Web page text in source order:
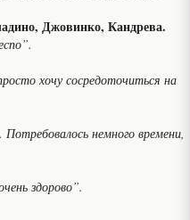
Джовинко, Кандрева.
хочу сосредоточиться на
немного времени,
здорово”.